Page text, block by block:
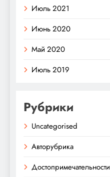
Июль 2021
Июнь 2020
Май 2020
Июль 2019
Рубрики
Uncategorised
Авторубрика
Достопримечательности